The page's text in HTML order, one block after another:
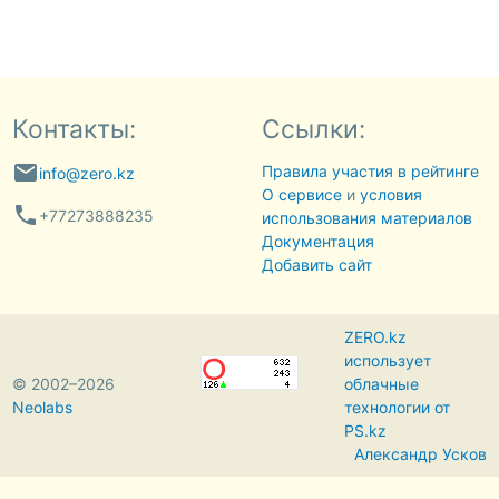
Контакты:
emailinfo@zero.kz
phone +77273888235
Ссылки:
Правила участия в рейтинге
О сервисеи условия
использования материалов
Документация
Добавить сайт
© 2002–2026
Neolabs
ZERO.kz
использует
облачные
технологии от
PS.kz
Александр Усков